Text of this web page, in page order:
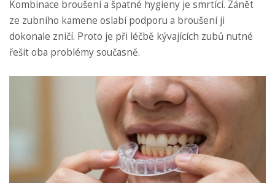
Kombinace broušení a špatné hygieny je smrtící. Zánět
ze zubního kamene oslabí podporu a broušení ji
dokonale zničí. Proto je při léčbě kývajících zubů nutné
řešit oba problémy současně.